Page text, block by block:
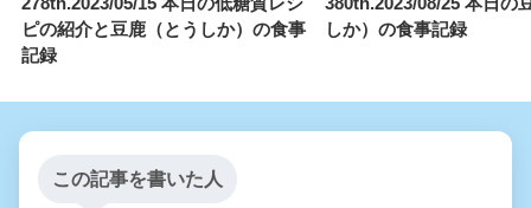
ピの紹介と豆鹿（とうしか）の食事
記録
しか）の食事記録
この記事を書いた人